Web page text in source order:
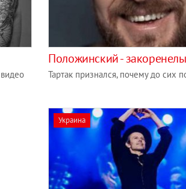
Положинский -
Тартак признался, почему до сих
Украина